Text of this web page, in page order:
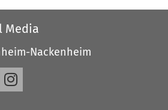
Media
Nackenheim